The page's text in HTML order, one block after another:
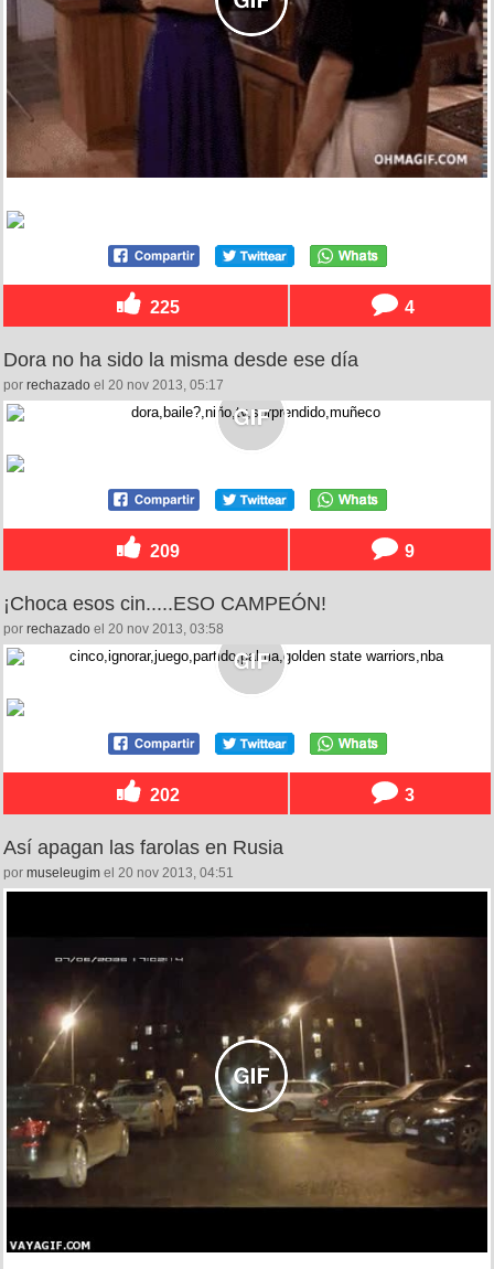
225 4
Dora no ha sido la misma desde ese día
por rechazado el 20 nov 2013, 05:17
209 9
¡Choca esos cin.....ESO CAMPEÓN!
por rechazado el 20 nov 2013, 03:58
202 3
Así apagan las farolas en Rusia
por museleugim el 20 nov 2013, 04:51